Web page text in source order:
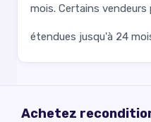
mois. Certains
étendues jusqu'à 24
Achetez